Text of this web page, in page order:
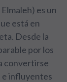
es un
está en
Desde la
por los
convertirse
e influyentes